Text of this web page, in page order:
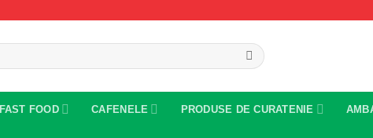
FAST FOOD CAFENELE PRODUSE DE CURATENIE